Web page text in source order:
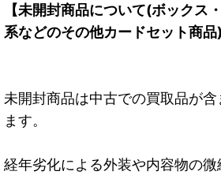
【未開封商品について(ボックス
系などのその他カードセット商品)
未開封商品は中古での買取品が
ます。
経年劣化による外装や内容物の